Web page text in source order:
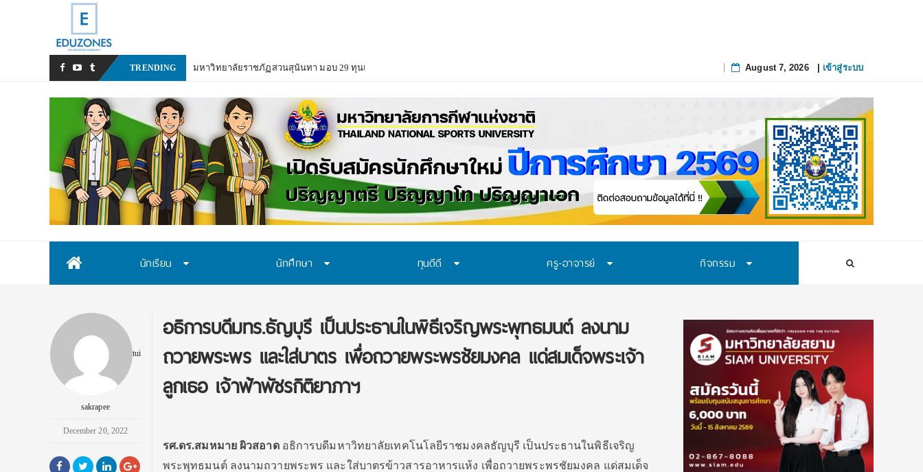
TRENDING
มหาวิทยาลัยราชภัฏสวนสุนันทา มอบ 29 ทุนแบบต่อเนื่องตลอดหลักสูตร สนับสนุนเยาวชนเรียนจนจบ สร้างโอกาสทางการศึกษาอย่างยั่งยืน
August 7, 2026| เข้าสู่ระบบ
นักเรียน นักศึกษา ทุนดีดี ครู-อาจารย์ กิจกรรม
tui
sakrapee
December 20, 2022
อธิการบดีมทร.ธัญบุรี เป็นประธานในพิธีเจริญพระพุทธมนต์ ลงนาม
ถวายพระพร และใส่บาตร เพื่อถวายพระพรชัยมงคล แด่สมเด็จพระเจ้า
ลูกเธอ เจ้าฟ้าพัชรกิติยาภาฯ
รศ.ดร.สมหมาย ผิวสอาดอธิการบดีมหาวิทยาลัยเทคโนโลยีราชมงคลธัญบุรี เป็นประธานในพิธีเจริญ
พระพุทธมนต์ ลงนามถวายพระพร และใส่บาตรข้าวสารอาหารแห้ง เพื่อถวายพระพรชัยมงคล แด่สมเด็จ